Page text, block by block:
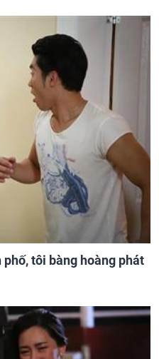
tôi bàng hoàng phát